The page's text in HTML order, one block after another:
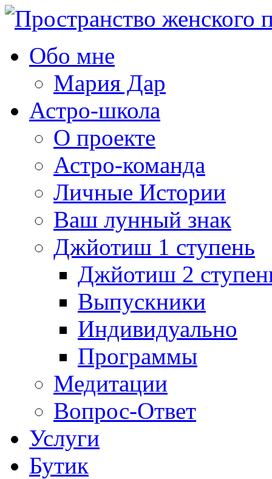
Обо мне
Мария Дар
Астро-школа
О проекте
Астро-команда
Личные Истории
Ваш лунный знак
Джйотиш 1 ступень
Джйотиш 2
Выпускники
Индивидуально
Программы
Медитации
Вопрос-Ответ
Услуги
Бутик